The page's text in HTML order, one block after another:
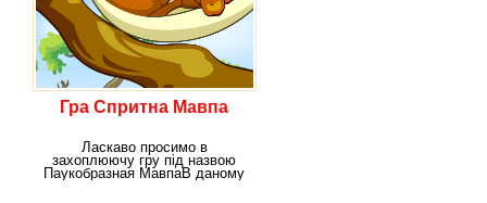
Гра Спритна Мавпа
Ласкаво просимо в
захоплюючу гру під назвою
Паукобразная МавпаВ даному